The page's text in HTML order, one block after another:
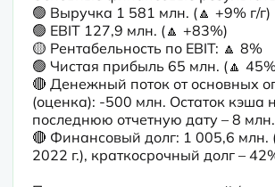
🟢 Выручка 1 581 млн. (🔼 +9% г/г)
🟢 EBIT 127,9 млн. (🔼 +83%)
🟡 Рентабельность по EBIT: 🔼 8%
🟢 Чистая прибыль 65 млн. (🔼
🔴 Денежный поток от основных
(оценка): -500 млн. Остаток кэша
последнюю отчетную дату – 8 млн.
🔴 Финансовый долг: 1 005,6 млн.
2022 г.), краткосрочный долг –